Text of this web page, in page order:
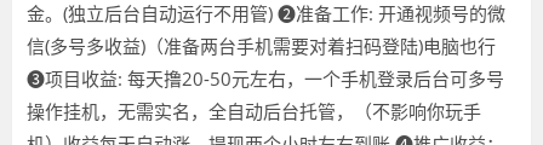
金。(独立后台自动运行不用管) ❷准备工作: 开通视频号的微
信(多号多收益)（准备两台手机需要对着扫码登陆)电脑也行
❸项目收益: 每天撸20-50元左右，一个手机登录后台可多号
操作挂机，无需实名，全自动后台托管，（不影响你玩手